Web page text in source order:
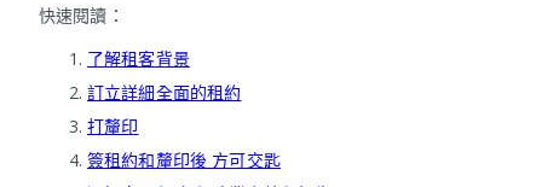
快速閱讀：
了解租客背景
訂立詳細全面的租約
打釐印
簽租約和釐印後 方可交匙